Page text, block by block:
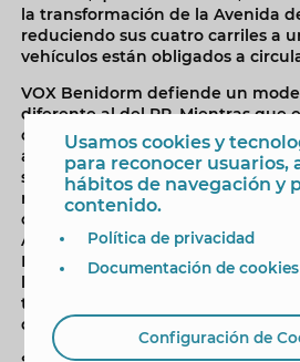
la transformación de la Avenida
reduciendo sus cuatro carriles a
vehículos están obligados a
VOX Benidorm defiende un
diferente al del PP. Mientras que
construcción de aparcamientos
afueras, VOX apuesta por un
subterráneo en la Avenida del
revitalizar el comercio local y
ciudadanos puedan circular
Además, VOX exige más
Municipal en las calles y menos
los más de 40 badenes que
tramo de 3 km desde el Rincón de
de la autopista.
Usamos cookies y
para reconocer usuarios,
hábitos de navegación y
contenido.
Política de privacidad
Documentación de cookies
Configuración de